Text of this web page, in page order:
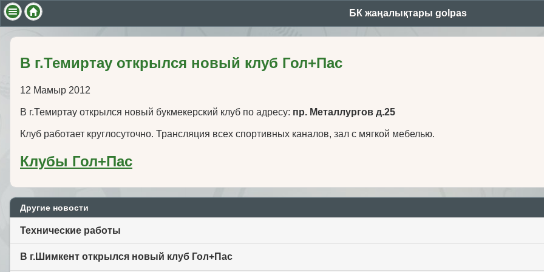
БК жаңалықтары golpas
В г.Темиртау открылся новый клуб Гол+Пас
12 Мамыр 2012
В г.Темиртау открылся новый букмекерский клуб по адресу: пр. Металлургов д.25
Клуб работает круглосуточно. Трансляция всех спортивных каналов, зал с мягкой мебелью.
Клубы Гол+Пас
Другие новости
Технические работы
В г.Шимкент открылся новый клуб Гол+Пас